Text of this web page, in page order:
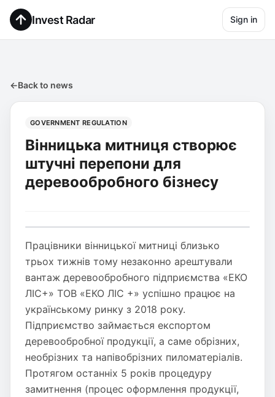
Invest Radar Sign in
←Back to news
GOVERNMENT REGULATION
Вінницька митниця створює
штучні перепони для
деревообробного бізнесу
Працівники вінницької митниці близько
трьох тижнів тому незаконно арештували
вантаж деревообробного підприємства «ЕКО
ЛІС+» ТОВ «ЕКО ЛІС +» успішно працює на
українському ринку з 2018 року.
Підприємство займається експортом
деревообробної продукції, а саме обрізних,
необрізних та напівобрізних пиломатеріалів.
Протягом останніх 5 років процедуру
замитнення (процес оформлення продукції,